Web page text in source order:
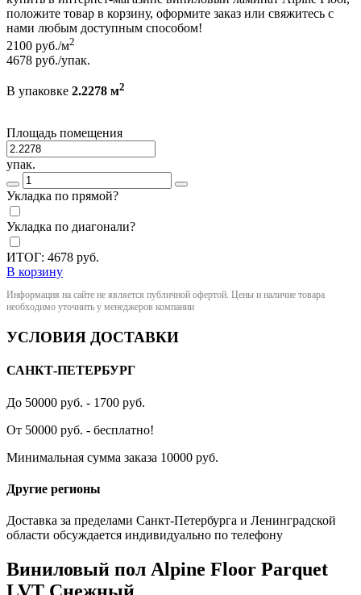
положите товар в корзину, оформите заказ или свяжитесь с
нами любым доступным способом!
2100 руб./м2
4678 руб./упак.
В упаковке 2.2278 м2
Площадь помещения
упак.
Укладка по прямой?
Укладка по диагонали?
ИТОГ: 4678 руб.
В корзину
Информация на сайте не является публичной офертой. Цены и наличие товара
необходимо уточнить у менеджеров компании
УСЛОВИЯ ДОСТАВКИ
САНКТ-ПЕТЕРБУРГ
До 50000 руб. - 1700 руб.
От 50000 руб. - бесплатно!
Минимальная сумма заказа 10000 руб.
Другие регионы
Доставка за пределами Санкт-Петербурга и Ленинградской
области обсуждается индивидуально по телефону
Виниловый пол Alpine Floor Parquet